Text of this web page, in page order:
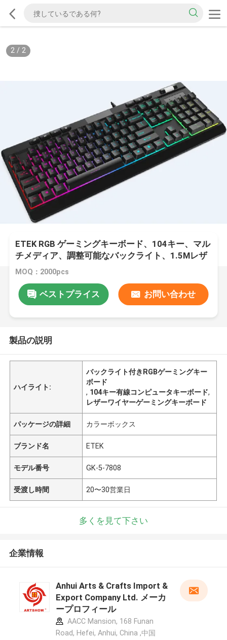
2/ 2
ETEK RGB ゲーミングキーボード、104キー、マル
チメディア、調整可能なバックライト、1.5Mレザ
ーワイヤー、ブラック、660g
MOQ：2000pcs
ベストプライス お問い合わせ
製品の説明
ハイライト:
バックライト付きRGBゲーミングキー
ボード
, 104キー有線コンピュータキーボード,
レザーワイヤーゲーミングキーボード
パッケージの詳細 カラーボックス
ブランド名 ETEK
モデル番号 GK-5-7808
受渡し時間 20〜30営業日
多くを見て下さい
企業情報
Anhui Arts & Crafts Import &
Export Company Ltd. メーカ
ープロフィール
AACC Mansion, 168 Funan
Road, Hefei, Anhui, China ,中国